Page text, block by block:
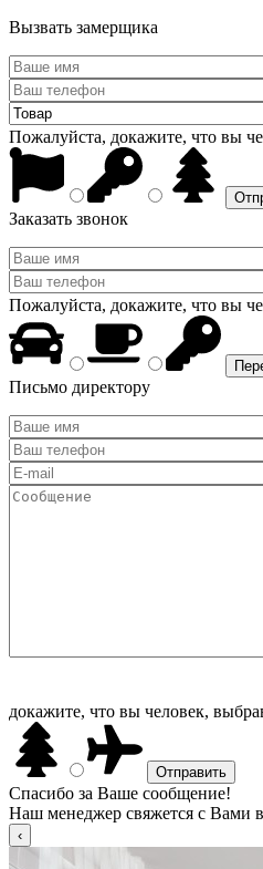
Вызвать замерщика
Пожалуйста, докажите, что вы
Заказать звонок
Пожалуйста, докажите, что вы
Письмо директору
докажите, что вы человек,
Спасибо за Ваше сообщение!
Наш менеджер свяжется с Вами